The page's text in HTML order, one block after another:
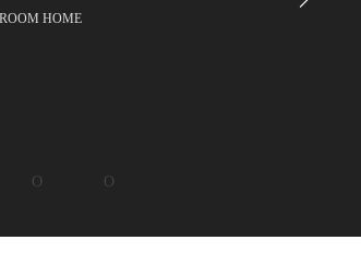
HOME
O